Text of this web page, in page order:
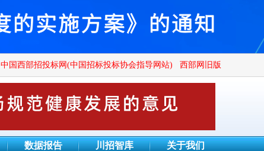
中国西部招投标网(中国招标投标协会指导网站) 西部网旧版
数据报告 川招智库 关于我们